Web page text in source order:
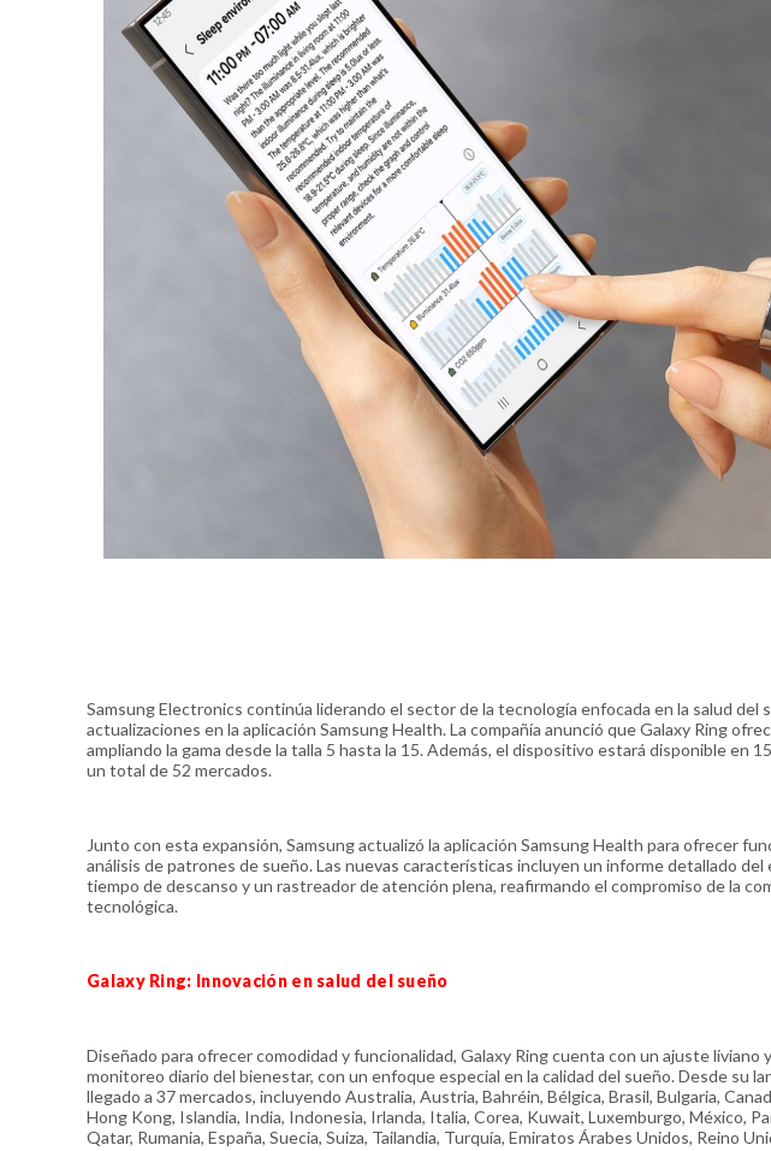
Samsung Electronics continúa liderando el sector de la tecnología enfocada en la salud del
actualizaciones en la aplicación Samsung Health. La compañía anunció que Galaxy Ring
ampliando la gama desde la talla 5 hasta la 15. Además, el dispositivo estará disponible en
un total de 52 mercados.
Junto con esta expansión, Samsung actualizó la aplicación Samsung Health para ofrecer
análisis de patrones de sueño. Las nuevas características incluyen un informe detallado
tiempo de descanso y un rastreador de atención plena, reafirmando el compromiso de la
tecnológica.
Galaxy Ring: Innovación en salud del sueño
Diseñado para ofrecer comodidad y funcionalidad, Galaxy Ring cuenta con un ajuste liviano
monitoreo diario del bienestar, con un enfoque especial en la calidad del sueño. Desde su
llegado a 37 mercados, incluyendo Australia, Austria, Bahréin, Bélgica, Brasil, Bulgaria,
Hong Kong, Islandia, India, Indonesia, Irlanda, Italia, Corea, Kuwait, Luxemburgo, México,
Qatar, Rumania, España, Suecia, Suiza, Tailandia, Turquía, Emiratos Árabes Unidos, Reino